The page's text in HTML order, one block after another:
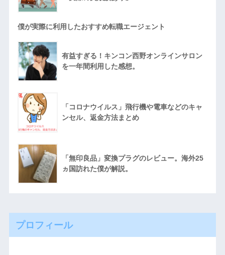
僕が実際に利用したおすすめ転職エージェント
有益すぎる！キンコン西野オンラインサロン
を一年間利用した感想。
「コロナウイルス」飛行機や電車などのキャ
ンセル、返金方法まとめ
「無印良品」変換プラグのレビュー。海外25
ヵ国訪れた僕が解説。
プロフィール